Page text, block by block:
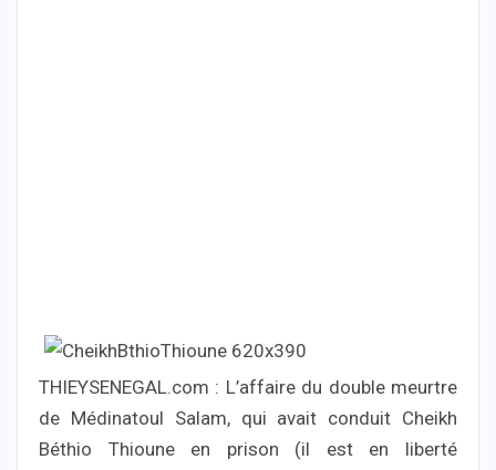
THIEYSENEGAL.com : L’affaire du double meurtre
de Médinatoul Salam, qui avait conduit Cheikh
Béthio Thioune en prison (il est en liberté